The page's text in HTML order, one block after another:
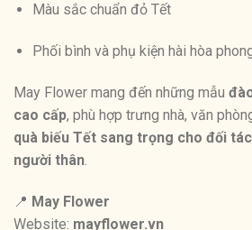
Màu sắc chuẩn đỏ Tết
Phối bình và phụ kiện hài hòa
May Flower mang đến những mẫu
cao cấp, phù hợp trưng nhà, văn
quà biếu Tết sang trọng cho đối
người thân
📍 May Flower
Website: mayflower.vn